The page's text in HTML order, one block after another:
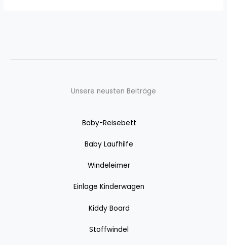
Unsere neusten Beiträge
Baby-Reisebett
Baby Laufhilfe
Windeleimer
Einlage Kinderwagen
Kiddy Board
Stoffwindel